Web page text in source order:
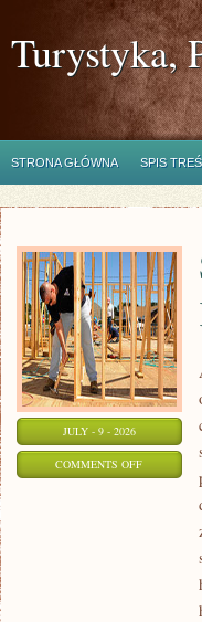
Turystyka,
STRONA GŁÓWNA SPIS
JULY - 9 - 2026
COMMENTS OFFON